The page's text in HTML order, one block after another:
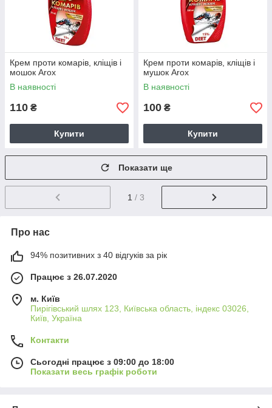
Крем проти комарів, кліщів і
мошок Arox
В наявності
110 ₴
Купити
Крем проти комарів, кліщів і
мушок Arox
В наявності
100 ₴
Купити
Показати ще
1 / 3
Про нас
94% позитивних з 40 відгуків за рік
Працює з 26.07.2020
м. Київ
Пирігівський шлях 123, Київська область, індекс 03026,
Київ, Україна
Контакти
Сьогодні працює з 09:00 до 18:00
Показати весь графік роботи